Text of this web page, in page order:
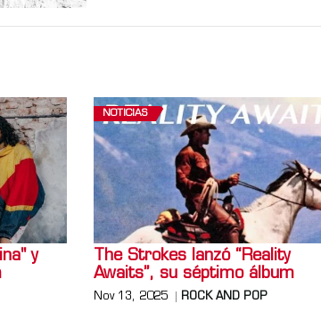
y
NOTICIAS
The Strokes lanzó “Reality
Awaits”, su séptimo álbum
Nov 13, 2025 ROCK AND POP